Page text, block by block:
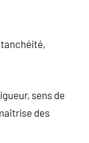
sens de
des